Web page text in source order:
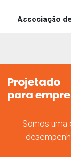
Associação
Projetado
para
Somos uma